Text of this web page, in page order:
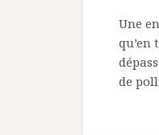
Une
qu’en
de